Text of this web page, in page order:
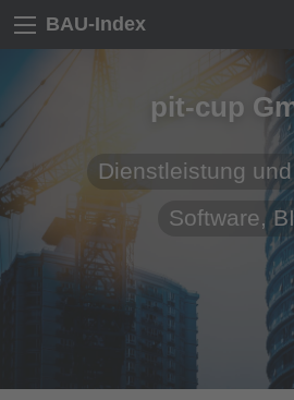
BAU-Index
pit-cup
Dienstleistung
Software,